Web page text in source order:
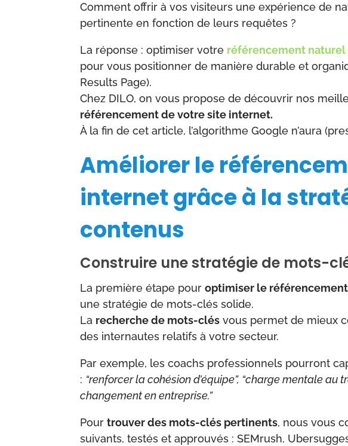
Comment offrir à vos visiteurs une expérience de
pertinente en fonction de leurs requêtes ?
La réponse : optimiser votre référencement naturel
pour vous positionner de manière durable et
Results Page).
Chez DILO, on vous propose de découvrir nos
référencement de votre site internet.
À la fin de cet article, l’algorithme Google n’aura
Améliorer le
internet grâce à la
contenus
Construire une stratégie de mots-
La première étape pouroptimiser le
une stratégie de mots-clés solide.
La recherche de mots-clés vous permet de mieux
des internautes relatifs à votre secteur.
Par exemple, les coachs professionnels pourront
: “renforcer la cohésion d’équipe”, “charge mentale au
changement en entreprise.”
Pourtrouver des mots-clés pertinents, nous vous
suivants, testés et approuvés : SEMrush,